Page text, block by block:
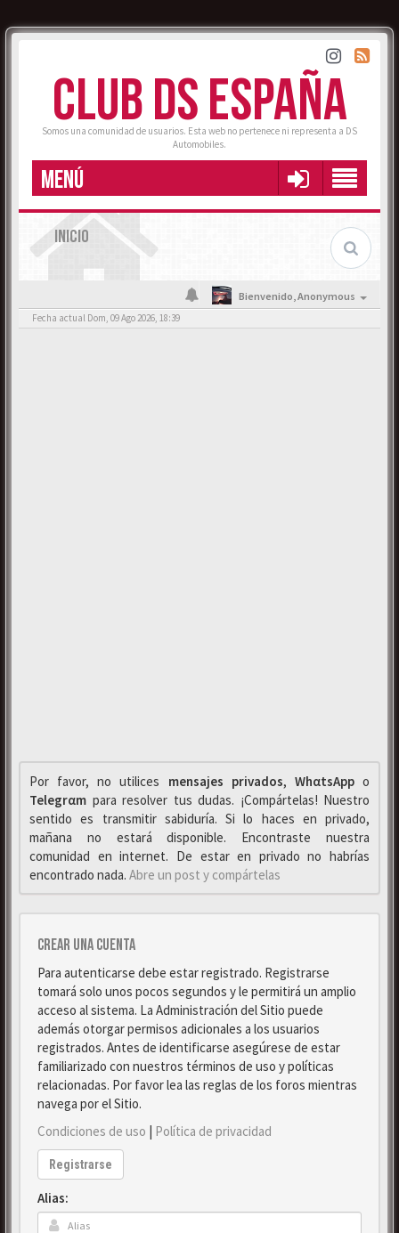
CLUB DS ESPAÑA
Somos una comunidad de usuarios. Esta web no pertenece ni representa a DS
Automobiles.
MENÚ
INICIO
Bienvenido,Anonymous
Fecha actual Dom, 09 Ago 2026, 18:39
Por favor, no utilices mensajes privados, WhαtsAppo
Telegrαm para resolver tus dudas. ¡Compártelas! Nuestro
sentido es transmitir sabiduría. Si lo haces en privado,
mañana no estará disponible. Encontraste nuestra
comunidad en internet. De estar en privado no habrías
encontrado nada. Abre un post y compártelas
Crear una cuenta
Para autenticarse debe estar registrado. Registrarse
tomará solo unos pocos segundos y le permitirá un amplio
acceso al sistema. La Administración del Sitio puede
además otorgar permisos adicionales a los usuarios
registrados. Antes de identificarse asegúrese de estar
familiarizado con nuestros términos de uso y políticas
relacionadas. Por favor lea las reglas de los foros mientras
navega por el Sitio.
Condiciones de uso | Política de privacidad
Registrarse
Alias: